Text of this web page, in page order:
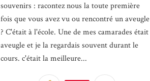
souvenirs : racontez nous la toute première
fois que vous avez vu ou rencontré un aveugle
? C'était à l'école. Une de mes camarades était
aveugle et je la regardais souvent durant le
cours. c'était la meilleure...